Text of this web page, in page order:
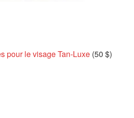
pour le visage Tan-Luxe (50 $)